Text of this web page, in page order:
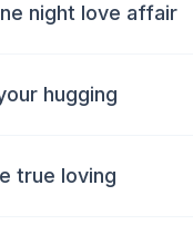
night love affair
hugging
true loving